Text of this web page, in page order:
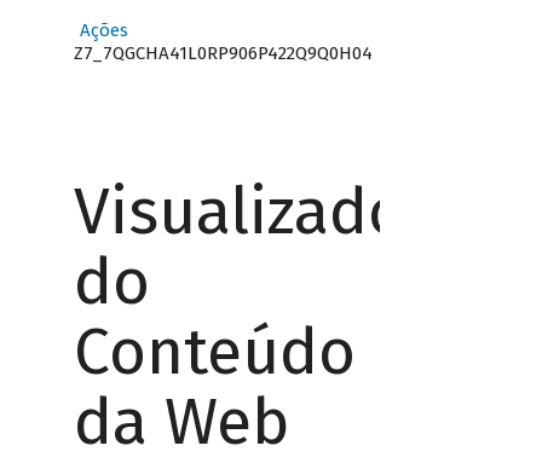
Ações
Z7_7QGCHA41L0RP906P422Q9Q0H04
Visualizador
do
Conteúdo
da Web